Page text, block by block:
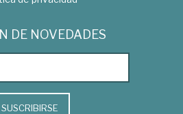
DE NOVEDADES
SUSCRIBIRSE